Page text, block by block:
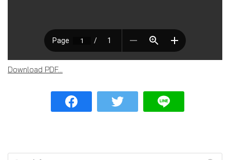
Download PDF...